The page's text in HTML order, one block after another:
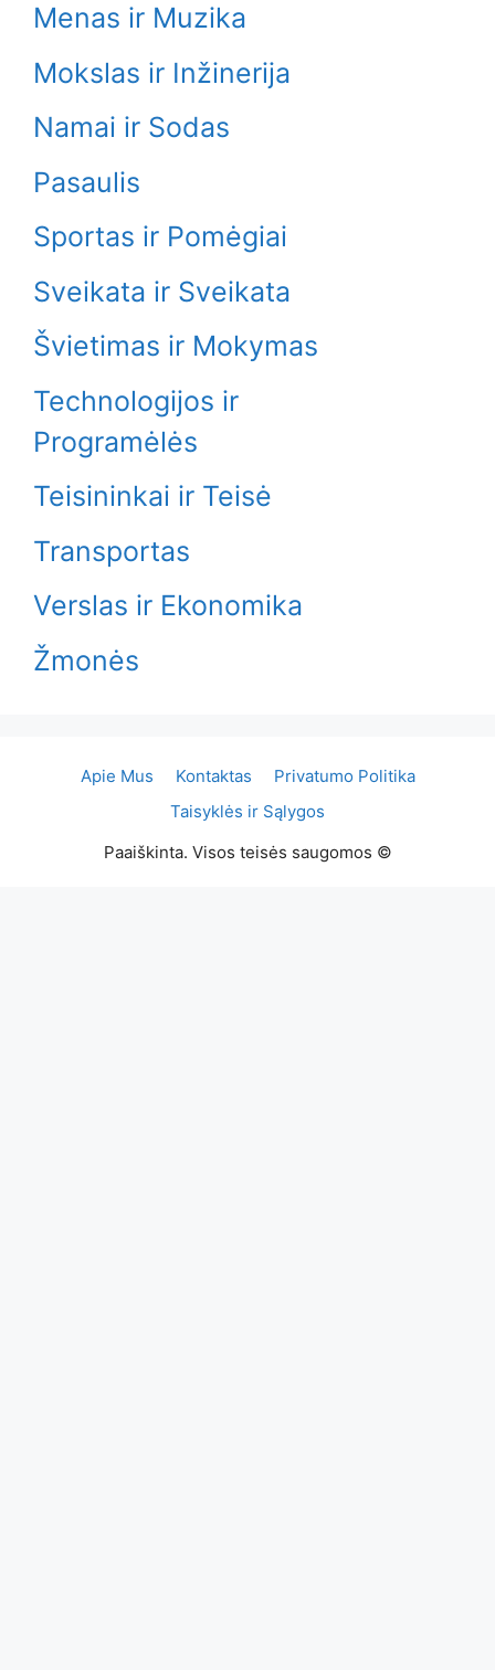
Menas ir Muzika
Mokslas ir Inžinerija
Namai ir Sodas
Pasaulis
Sportas ir Pomėgiai
Sveikata ir Sveikata
Švietimas ir Mokymas
Technologijos ir
Programėlės
Teisininkai ir Teisė
Transportas
Verslas ir Ekonomika
Žmonės
Apie Mus Kontaktas
Privatumo Politika
Taisyklės ir Sąlygos
Paaiškinta. Visos teisės saugomos ©